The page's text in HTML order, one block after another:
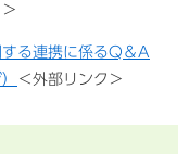
る連携に係るQ＆A
＜外部リンク＞